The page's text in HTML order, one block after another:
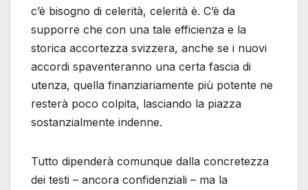
c’è bisogno di celerità, celerità è. C’è da
supporre che con una tale efficienza e la
storica accortezza svizzera, anche se i nuovi
accordi spaventeranno una certa fascia di
utenza, quella finanziariamente più potente ne
resterà poco colpita, lasciando la piazza
sostanzialmente indenne.
Tutto dipenderà comunque dalla concretezza
dei testi – ancora confidenziali – ma la